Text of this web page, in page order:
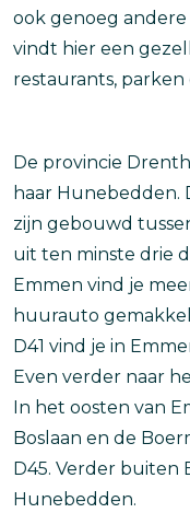
ook genoeg
vindt hier een
restaurants, parken
De provincie
haar Hunebedden.
zijn gebouwd
uit ten minste drie
Emmen vind je
huurauto
D41 vind je in
Even verder naar
In het oosten van
Boslaan en de
D45. Verder buiten
Hunebedden.